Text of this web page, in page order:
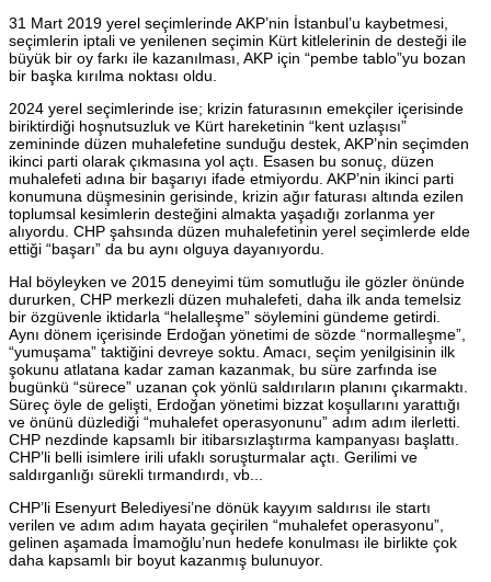
31 Mart 2019 yerel seçimlerinde AKP’nin İstanbul’u kaybetmesi,
seçimlerin iptali ve yenilenen seçimin Kürt kitlelerinin de desteği ile
büyük bir oy farkı ile kazanılması, AKP için “pembe tablo”yu bozan
bir başka kırılma noktası oldu.
2024 yerel seçimlerinde ise; krizin faturasının emekçiler içerisinde
biriktirdiği hoşnutsuzluk ve Kürt hareketinin “kent uzlaşısı”
zemininde düzen muhalefetine sunduğu destek, AKP’nin seçimden
ikinci parti olarak çıkmasına yol açtı. Esasen bu sonuç, düzen
muhalefeti adına bir başarıyı ifade etmiyordu. AKP’nin ikinci parti
konumuna düşmesinin gerisinde, krizin ağır faturası altında ezilen
toplumsal kesimlerin desteğini almakta yaşadığı zorlanma yer
alıyordu. CHP şahsında düzen muhalefetinin yerel seçimlerde elde
ettiği “başarı” da bu aynı olguya dayanıyordu.
Hal böyleyken ve 2015 deneyimi tüm somutluğu ile gözler önünde
dururken, CHP merkezli düzen muhalefeti, daha ilk anda temelsiz
bir özgüvenle iktidarla “helalleşme” söylemini gündeme getirdi.
Aynı dönem içerisinde Erdoğan yönetimi de sözde “normalleşme”,
“yumuşama” taktiğini devreye soktu. Amacı, seçim yenilgisinin ilk
şokunu atlatana kadar zaman kazanmak, bu süre zarfında ise
bugünkü “sürece” uzanan çok yönlü saldırıların planını çıkarmaktı.
Süreç öyle de gelişti, Erdoğan yönetimi bizzat koşullarını yarattığı
ve önünü düzlediği “muhalefet operasyonunu” adım adım ilerletti.
CHP nezdinde kapsamlı bir itibarsızlaştırma kampanyası başlattı.
CHP’li belli isimlere irili ufaklı soruşturmalar açtı. Gerilimi ve
saldırganlığı sürekli tırmandırdı, vb...
CHP’li Esenyurt Belediyesi’ne dönük kayyım saldırısı ile startı
verilen ve adım adım hayata geçirilen “muhalefet operasyonu”,
gelinen aşamada İmamoğlu’nun hedefe konulması ile birlikte çok
daha kapsamlı bir boyut kazanmış bulunuyor.